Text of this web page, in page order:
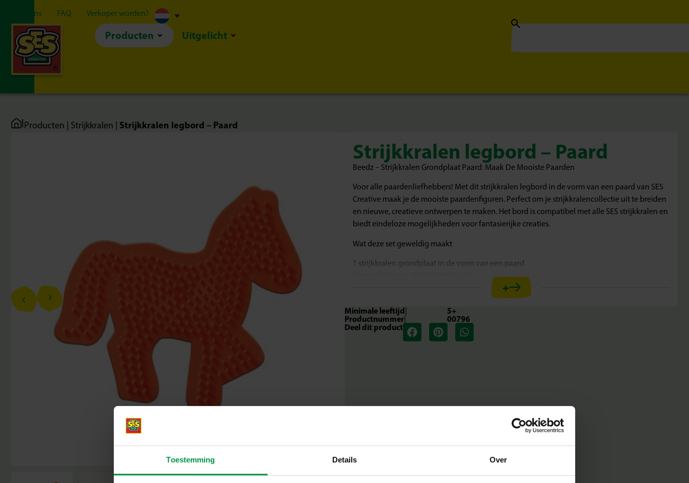
Toestemming Details Over
Over ons FAQ Verkoper worden?
Producten Uitgelicht
|Producten Strijkkralen Strijkkralen legbord – Paard
Strijkkralen legbord – Paard
Beedz – Strijkkralen Grondplaat Paard: Maak De Mooiste Paarden
Voor alle paardenliefhebbers! Met dit strijkkralen legbord in de vorm van een paard van SES
Creative maak je de mooiste paardenfiguren. Perfect om je strijkkralencollectie uit te breiden
en nieuwe, creatieve ontwerpen te maken. Het bord is compatibel met alle SES strijkkralen en
biedt eindeloze mogelijkheden voor fantasierijke creaties.
Wat deze set geweldig maakt
1 strijkkralen grondplaat in de vorm van een paard
Ideaal voor het maken van prachtige dierenfiguren
Laat je verbeelding stralen
Met dit legbord kunnen kinderen hun eigen paarden ontwerpen en bouwen. De vorm houdt
1 strijkkralen grondplaat in de vorm van een paard
geproduceerd en getest in de fabriek in Nederland, volgens de strengste Europese
veiligheidsnormen. Speelgoed van SES Creative zorgt voor plezier en is erop gericht dat
+
Minimale leeftijd|
5+
Productnummer|
00796
Deel dit product